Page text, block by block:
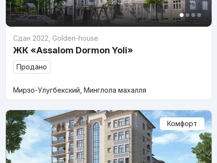
Сдан 2022 Golden-house
ЖК «Assalom Dormon Yoli»
Продано
Мирзо-Улугбекский, Минглола махалля
Комфорт